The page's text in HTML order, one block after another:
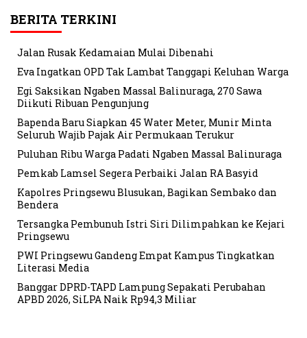
BERITA TERKINI
Jalan Rusak Kedamaian Mulai Dibenahi
Eva Ingatkan OPD Tak Lambat Tanggapi Keluhan Warga
Egi Saksikan Ngaben Massal Balinuraga, 270 Sawa
Diikuti Ribuan Pengunjung
Bapenda Baru Siapkan 45 Water Meter, Munir Minta
Seluruh Wajib Pajak Air Permukaan Terukur
Puluhan Ribu Warga Padati Ngaben Massal Balinuraga
Pemkab Lamsel Segera Perbaiki Jalan RA Basyid
Kapolres Pringsewu Blusukan, Bagikan Sembako dan
Bendera
Tersangka Pembunuh Istri Siri Dilimpahkan ke Kejari
Pringsewu
PWI Pringsewu Gandeng Empat Kampus Tingkatkan
Literasi Media
Banggar DPRD-TAPD Lampung Sepakati Perubahan
APBD 2026, SiLPA Naik Rp94,3 Miliar